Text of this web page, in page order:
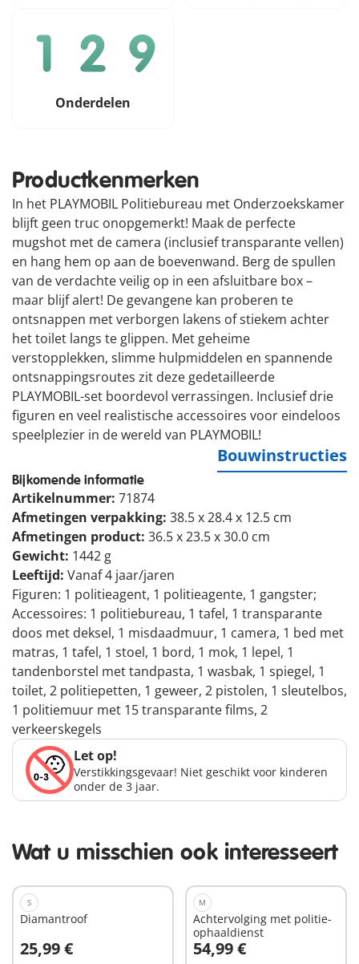
Onderdelen
Productkenmerken
In het PLAYMOBIL Politiebureau met Onderzoekskamer
blijft geen truc onopgemerkt! Maak de perfecte
mugshot met de camera (inclusief transparante vellen)
en hang hem op aan de boevenwand. Berg de spullen
van de verdachte veilig op in een afsluitbare box –
maar blijf alert! De gevangene kan proberen te
ontsnappen met verborgen lakens of stiekem achter
het toilet langs te glippen. Met geheime
verstopplekken, slimme hulpmiddelen en spannende
ontsnappingsroutes zit deze gedetailleerde
PLAYMOBIL-set boordevol verrassingen. Inclusief drie
figuren en veel realistische accessoires voor eindeloos
speelplezier in de wereld van PLAYMOBIL!
Bouwinstructies
Bijkomende informatie
Artikelnummer: 71874
Afmetingen verpakking: 38.5 x 28.4 x 12.5 cm
Afmetingen product: 36.5 x 23.5 x 30.0 cm
Gewicht: 1442 g
Leeftijd: Vanaf 4 jaar/jaren
Figuren: 1 politieagent, 1 politieagente, 1 gangster;
Accessoires: 1 politiebureau, 1 tafel, 1 transparante
doos met deksel, 1 misdaadmuur, 1 camera, 1 bed met
matras, 1 tafel, 1 stoel, 1 bord, 1 mok, 1 lepel, 1
tandenborstel met tandpasta, 1 wasbak, 1 spiegel, 1
toilet, 2 politiepetten, 1 geweer, 2 pistolen, 1 sleutelbos,
1 politiemuur met 15 transparante films, 2
verkeerskegels
Let op!
Verstikkingsgevaar! Niet geschikt voor kinderen
onder de 3 jaar.
Wat u misschien ook interesseert
S
Diamantroof
25,99 €
In winkelwagen
M
Achtervolging met politie-
ophaaldienst
54,99 €
In winkelwagen